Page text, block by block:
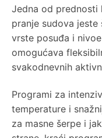
Jedna od prednosti
pranje sudova
vrste posuđa i
omogućava
svakodnevnih
Programi za
temperature i
za masne šerpe i